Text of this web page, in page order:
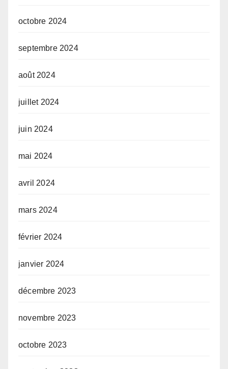
octobre 2024
septembre 2024
août 2024
juillet 2024
juin 2024
mai 2024
avril 2024
mars 2024
février 2024
janvier 2024
décembre 2023
novembre 2023
octobre 2023